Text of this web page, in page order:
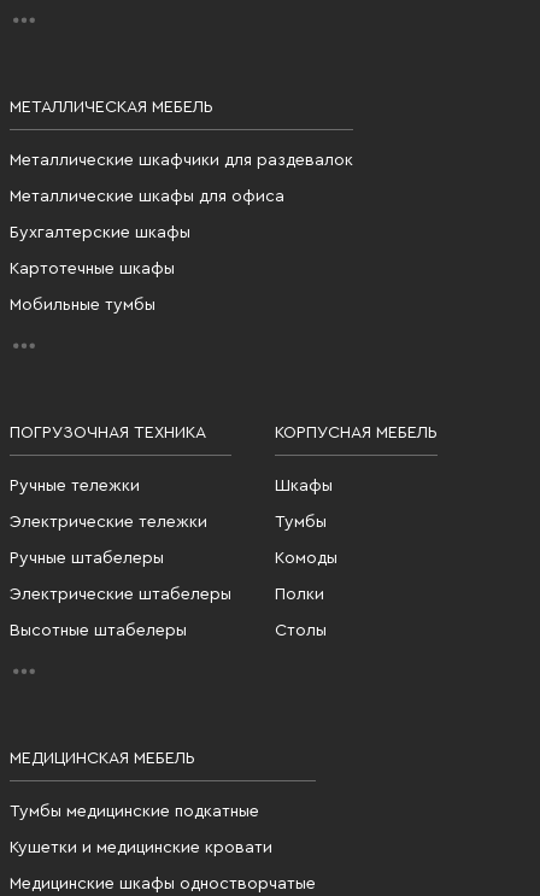
МЕТАЛЛИЧЕСКАЯ МЕБЕЛЬ
Металлические шкафчики для раздевалок
Металлические шкафы для офиса
Бухгалтерские шкафы
Картотечные шкафы
Мобильные тумбы
ПОГРУЗОЧНАЯ ТЕХНИКА
Ручные тележки
Электрические тележки
Ручные штабелеры
Электрические штабелеры
Высотные штабелеры
КОРПУСНАЯ МЕБЕЛЬ
Шкафы
Тумбы
Комоды
Полки
Столы
МЕДИЦИНСКАЯ МЕБЕЛЬ
Тумбы медицинские подкатные
Кушетки и медицинские кровати
Медицинские шкафы одностворчатые